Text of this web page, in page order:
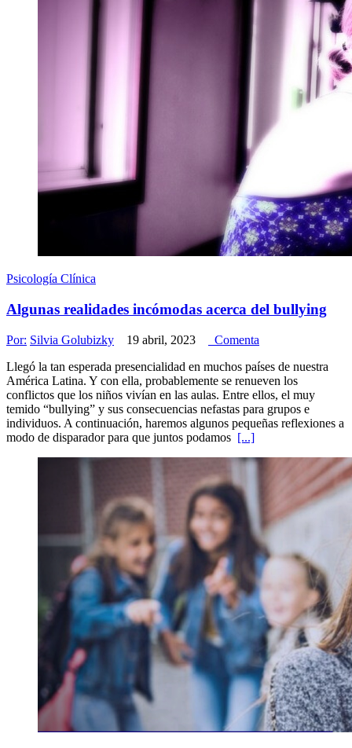
Psicología Clínica
Algunas realidades incómodas acerca del bullying
Por: Silvia Golubizky 19 abril, 2023
Comenta
Llegó la tan esperada presencialidad en muchos países de nuestra
América Latina. Y con ella, probablemente se renueven los
conflictos que los niños vivían en las aulas. Entre ellos, el muy
temido “bullying” y sus consecuencias nefastas para grupos e
individuos. A continuación, haremos algunos pequeñas reflexiones a
modo de disparador para que juntos podamos [...]